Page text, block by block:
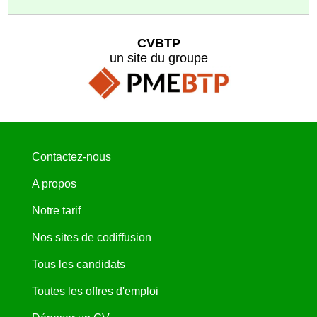
CVBTP
un site du groupe
Contactez-nous
A propos
Notre tarif
Nos sites de codiffusion
Tous les candidats
Toutes les offres d'emploi